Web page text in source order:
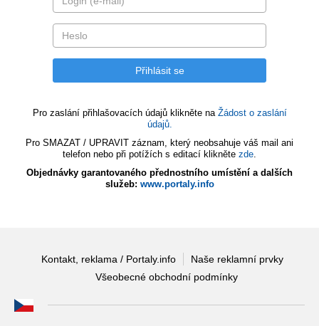
Pro zaslání přihlašovacích údajů klikněte na Žádost o zaslání
údajů.
Pro SMAZAT / UPRAVIT záznam, který neobsahuje váš mail ani
telefon nebo při potížích s editací klikněte zde.
Objednávky garantovaného přednostního umístění a dalších
služeb: www.portaly.info
Kontakt, reklama / Portaly.info
Naše reklamní prvky
Všeobecné obchodní podmínky